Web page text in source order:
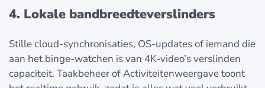
4. Lokale bandbreedteverslinders
Stille cloud-synchronisaties, OS-updates of iemand die
aan het binge-watchen is van 4K-video’s verslinden
capaciteit. Taakbeheer of Activiteitenweergave toont